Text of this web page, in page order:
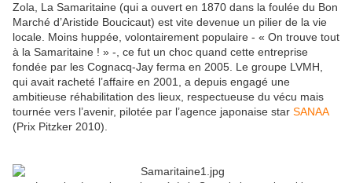
Zola, La Samaritaine (qui a ouvert en 1870 dans la foulée du Bon
Marché d’Aristide Boucicaut) est vite devenue un pilier de la vie
locale. Moins huppée, volontairement populaire - « On trouve tout
à la Samaritaine ! » -, ce fut un choc quand cette entreprise
fondée par les Cognacq-Jay ferma en 2005. Le groupe LVMH,
qui avait racheté l’affaire en 2001, a depuis engagé une
ambitieuse réhabilitation des lieux, respectueuse du vécu mais
tournée vers l’avenir, pilotée par l’agence japonaise star SANAA
(Prix Pitzker 2010).